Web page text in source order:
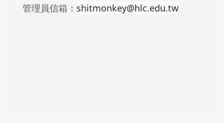
管理員信箱： shitmonkey@hlc.edu.tw